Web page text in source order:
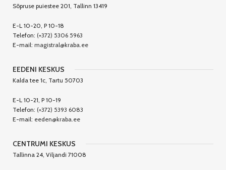
Sõpruse puiestee 201, Tallinn 13419
E-L 10-20, P 10-18
Telefon: (+372) 5306 5963
E-mail: magistral@kraba.ee
EEDENI KESKUS
Kalda tee 1c, Tartu 50703
E-L 10-21, P 10-19
Telefon: (+372) 5393 6083
E-mail: eeden@kraba.ee
CENTRUMI KESKUS
Tallinna 24, Viljandi 71008